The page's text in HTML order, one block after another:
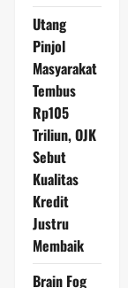
Utang
Pinjol
Masyarakat
Tembus
Rp105
Triliun, OJK
Sebut
Kualitas
Kredit
Justru
Membaik
Brain Fog